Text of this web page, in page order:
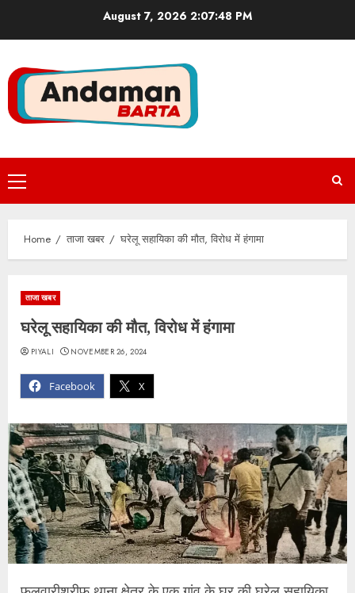
August 7, 2026 2:07:48 PM
Primary
Menu
Home ताजा खबर घरेलू सहायिका की मौत, विरोध में हंगामा
ताजा खबर
घरेलू सहायिका की मौत, विरोध में हंगामा
Facebook X
PIYALI NOVEMBER 26, 2024